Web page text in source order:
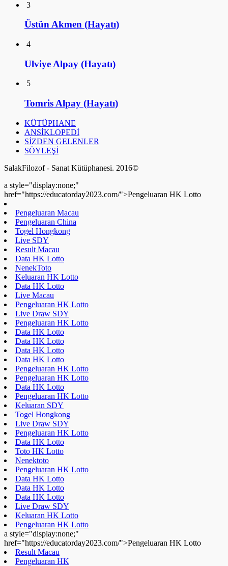
3
Üstün Akmen (Hayatı)
4
Ulviye Alpay (Hayatı)
5
Tomris Alpay (Hayatı)
KÜTÜPHANE
ANSİKLOPEDİ
SİZDEN GELENLER
SÖYLEŞİ
SalakFilozof - Sanat Kütüphanesi. 2016©
a style="display:none;"
href="https://educatorday2023.com/">Pengeluaran HK Lotto
Pengeluaran Macau
Pengeluaran China
Togel Hongkong
Live SDY
Result Macau
Data HK Lotto
NenekToto
Keluaran HK Lotto
Data HK Lotto
Live Macau
Pengeluaran HK Lotto
Live Draw SDY
Pengeluaran HK Lotto
Data HK Lotto
Data HK Lotto
Data HK Lotto
Data HK Lotto
Pengeluaran HK Lotto
Pengeluaran HK Lotto
Data HK Lotto
Pengeluaran HK Lotto
Keluaran SDY
Togel Hongkong
Live Draw SDY
Pengeluaran HK Lotto
Data HK Lotto
Toto HK Lotto
Nenektoto
Pengeluaran HK Lotto
Data HK Lotto
Data HK Lotto
Data HK Lotto
Live Draw SDY
Keluaran HK Lotto
Pengeluaran HK Lotto
a style="display:none;"
href="https://educatorday2023.com/">Pengeluaran HK Lotto
Result Macau
Pengeluaran HK